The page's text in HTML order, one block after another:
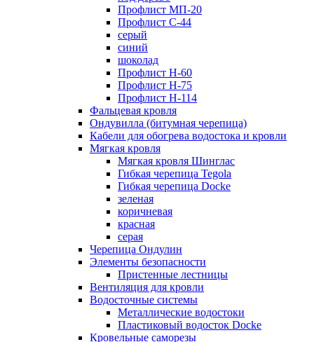
Профлист МП-20
Профлист С-44
серый
синий
шоколад
Профлист Н-60
Профлист Н-75
Профлист H-114
Фальцевая кровля
Ондувилла (битумная черепица)
Кабели для обогрева водостока и кровли
Мягкая кровля
Мягкая кровля Шинглас
Гибкая черепица Tegola
Гибкая черепица Docke
зеленая
коричневая
красная
серая
Черепица Ондулин
Элементы безопасности
Пристенные лестницы
Вентиляция для кровли
Водосточные системы
Металлические водостоки
Пластиковый водосток Docke
Кровельные саморезы